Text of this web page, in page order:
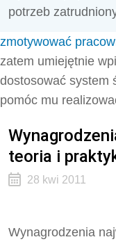
potrzeb
zmotywować
zatem umiejętnie
dostosować system
pomóc mu
teoria i
28 kwi 2011
Wynagrodzenia